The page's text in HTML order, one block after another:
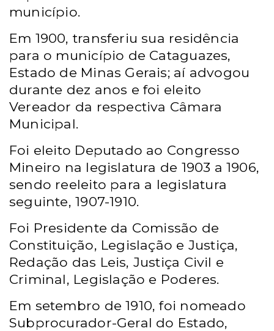
município.
Em 1900, transferiu sua residência
para o município de Cataguazes,
Estado de Minas Gerais; aí advogou
durante dez anos e foi eleito
Vereador da respectiva Câmara
Municipal.
Foi eleito Deputado ao Congresso
Mineiro na legislatura de 1903 a 1906,
sendo reeleito para a legislatura
seguinte, 1907-1910.
Foi Presidente da Comissão de
Constituição, Legislação e Justiça,
Redação das Leis, Justiça Civil e
Criminal, Legislação e Poderes.
Em setembro de 1910, foi nomeado
Subprocurador-Geral do Estado,